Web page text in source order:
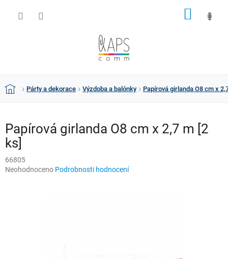
DomůPárty a dekorace Výzdoba a balónky Papírová girlanda O8 cm x
Papírová girlanda O8 cm x 2,7 m [2
ks]
66805
Průměrné
Neohodnoceno Podrobnosti hodnocení